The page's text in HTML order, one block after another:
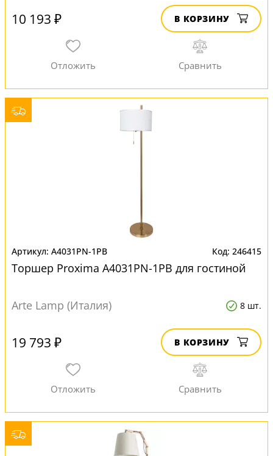
10 193 ₽ В КОРЗИНУ
A4031PN-1PB 246415
Торшер Proxima A4031PN-1PB для гостиной
Arte Lamp (Италия) 8 шт.
19 793 ₽ В КОРЗИНУ